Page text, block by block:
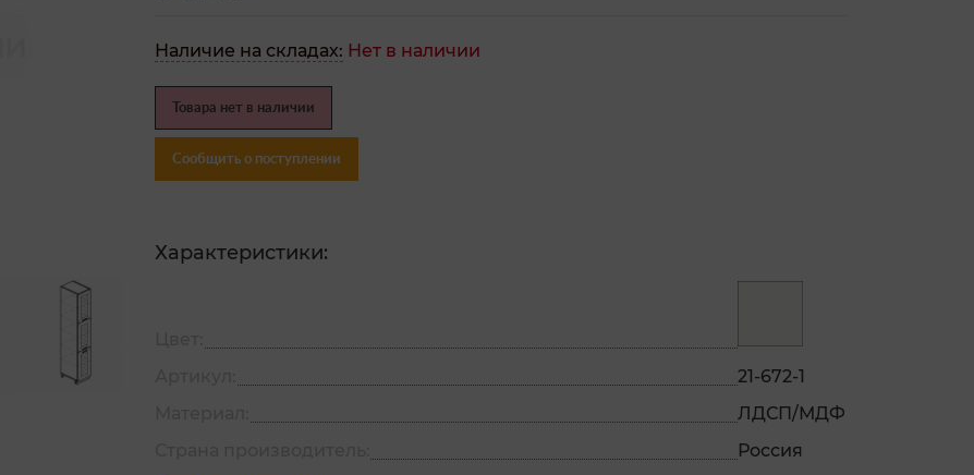
Наличие на складах: Нет в наличии
Товара нет в наличии
Сообщить о поступлении
Характеристики:
21-672-1
ЛДСП/МДФ
Россия